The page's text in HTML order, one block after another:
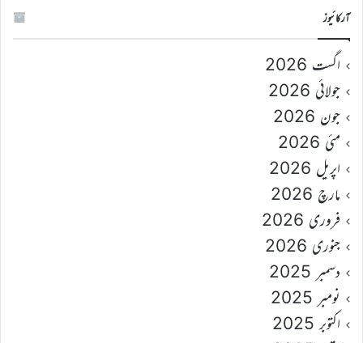
آرکائیوز
اگست 2026
جولائی 2026
جون 2026
مئی 2026
اپریل 2026
مارچ 2026
فروری 2026
جنوری 2026
دسمبر 2025
نومبر 2025
اکتوبر 2025